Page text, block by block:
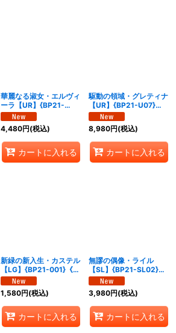
華麗なる淑女・エルヴィ
ーラ【UR】{BP21-
U06}《ビショップ》
4,480円(税込)
カートに入れる
駆動の領域・グレティナ
【UR】{BP21-U07}
《ニュートラル》
8,980円(税込)
カートに入れる
新緑の新入生・カステル
【LG】{BP21-001}《エ
ルフ》
1,580円(税込)
カートに入れる
無謬の偶像・ライル
【SL】{BP21-SL02}
《エルフ》
3,980円(税込)
カートに入れる